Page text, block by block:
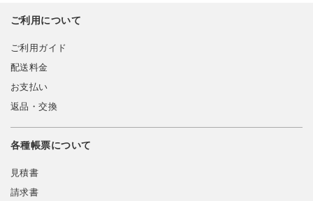
ご利用について
ご利用ガイド
配送料金
お支払い
返品・交換
各種帳票について
見積書
請求書